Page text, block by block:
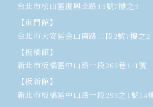
台北市松山區復興北路15號7樓之5
【東門館】
台北市大安區金山南路二段2號7樓之2
【板橋館】
新北市板橋區中山路一段265巷1-1號
【板新館】
新北市板橋區中山路一段293之1號14